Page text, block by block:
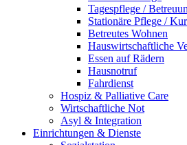
Tagespflege /
Stationäre Pflege /
Betreutes Wohnen
Hauswirtschaftliche
Essen auf Rädern
Hausnotruf
Fahrdienst
Hospiz & Palliative Care
Wirtschaftliche Not
Asyl & Integration
Einrichtungen & Dienste